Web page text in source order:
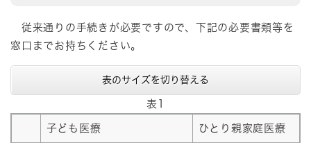
従来通りの手続きが必要ですので、下記の必要書類等を
窓口までお持ちください。
表のサイズを切り替える
表1
子ども医療 ひとり親家庭医療